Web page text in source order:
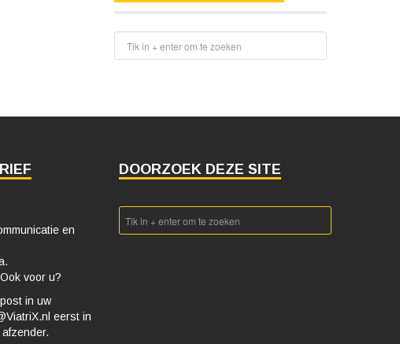
en
voor u?
in uw
eerst in
DOORZOEK DEZE SITE